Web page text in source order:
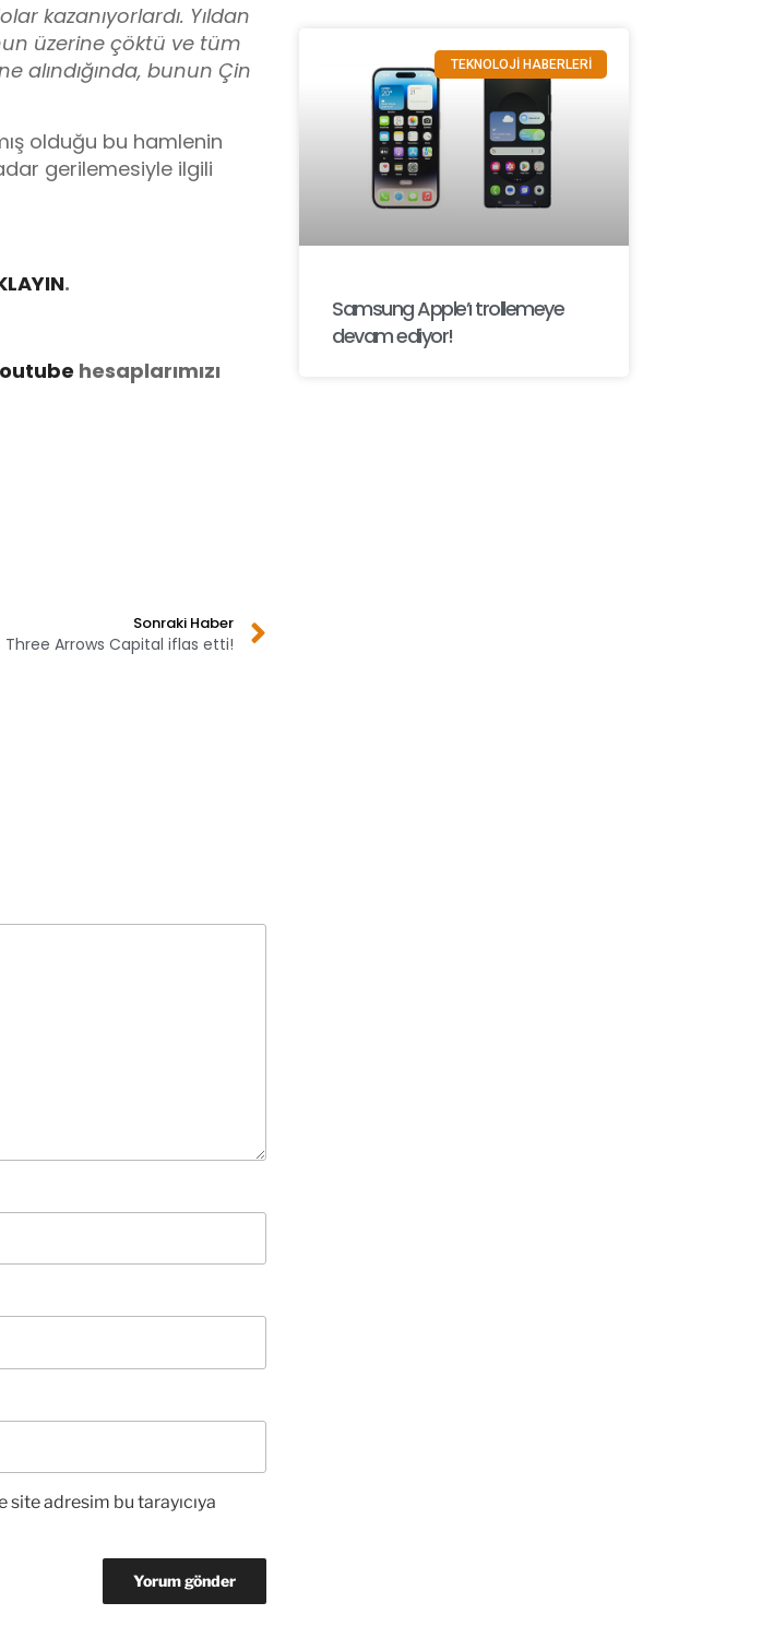
kazanıyorlardı. Yıldan
üzerine çöktü ve tüm
alındığında, bunun Çin
olduğu bu hamlenin
gerilemesiyle ilgili
.
tube hesaplarımızı
Sonraki Haber
Three Arrows Capital iflas etti!
site adresim bu tarayıcıya
TEKNOLOJİ HABERLERİ
Samsung Apple’ı trollemeye
devam ediyor!